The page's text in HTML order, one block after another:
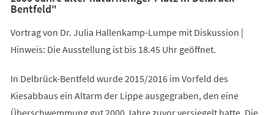
Bentfeld"
Vortrag von Dr. Julia Hallenkamp-Lumpe mit Diskussion |
Hinweis: Die Ausstellung ist bis 18.45 Uhr geöffnet.
In Delbrück-Bentfeld wurde 2015/2016 im Vorfeld des
Kiesabbaus ein Altarm der Lippe ausgegraben, den eine
Überschwemmung gut 2000 Jahre zuvor versiegelt hatte. Die